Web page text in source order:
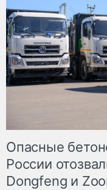
Опасные
России
Dongfeng и